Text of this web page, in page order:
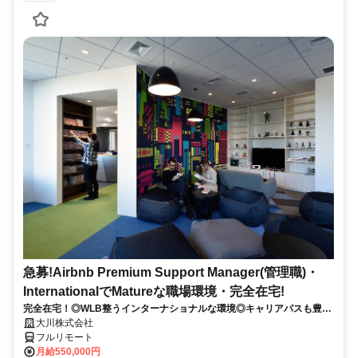
急募!Airbnb Premium Support Manager(管理職)・
InternationalでMatureな職場環境・完全在宅!
完全在宅！◎WLB整うインターナショナルな環境◎キャリアパスも豊富
◎ 大川株式会社
フルリモート
月給550,000円